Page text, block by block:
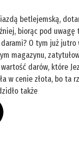
betlejemską,
biorąc pod
O tym już jutro
magazynu,
darów, które
w cenie złota, bo ta
także